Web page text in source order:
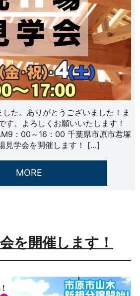
た。ありがとうございました！ま
す。よろしくお願いいたします！
：00～16：00 千葉県市原市君塚
見学会を開催します！ […]
MORE
を開催します！